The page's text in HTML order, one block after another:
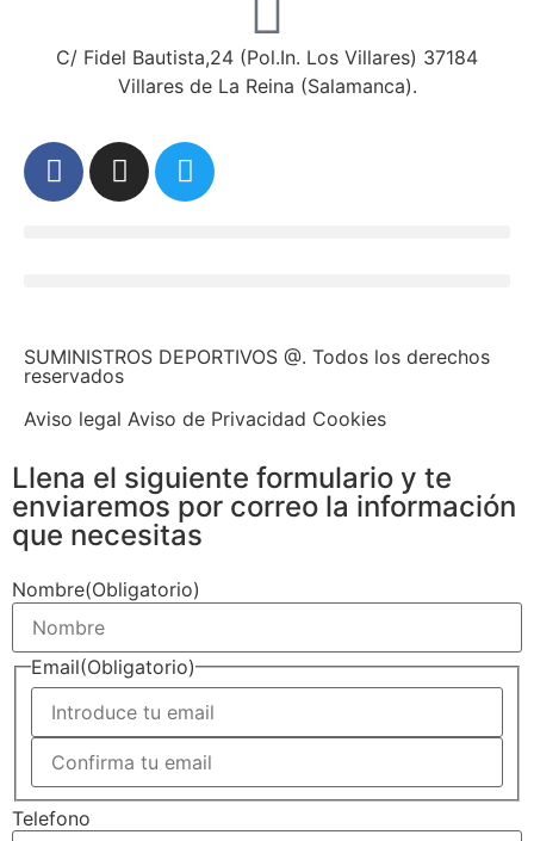
C/ Fidel Bautista,24 (Pol.In. Los Villares) 37184
Villares de La Reina (Salamanca).
SUMINISTROS DEPORTIVOS @. Todos los derechos
reservados
Aviso legal Aviso de Privacidad Cookies
Llena el siguiente formulario y te
enviaremos por correo la información
que necesitas
Nombre(Obligatorio)
Email(Obligatorio)
Telefono